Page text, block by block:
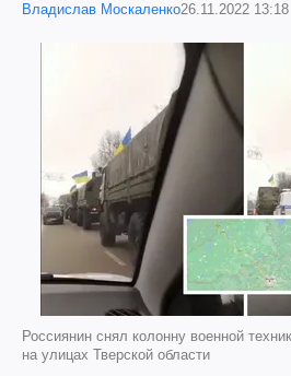
Владислав Москаленко26.11.2022 13:18
Россиянин снял колонну военной
на улицах Тверской области